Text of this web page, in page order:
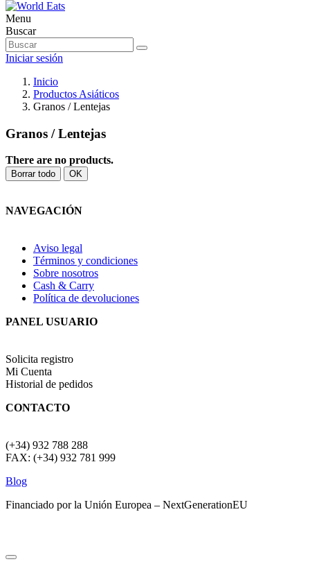
Menu
Buscar
Iniciar sesión
Inicio
Productos Asiáticos
Granos / Lentejas
Granos / Lentejas
There are no products.
Borrar todo OK
NAVEGACIÓN
Aviso legal
Términos y condiciones
Sobre nosotros
Cash & Carry
Política de devoluciones
PANEL USUARIO
Solicita registro
Mi Cuenta
Historial de pedidos
CONTACTO
(+34) 932 788 288
FAX: (+34) 932 781 999
Blog
Financiado por la Unión Europea – NextGenerationEU